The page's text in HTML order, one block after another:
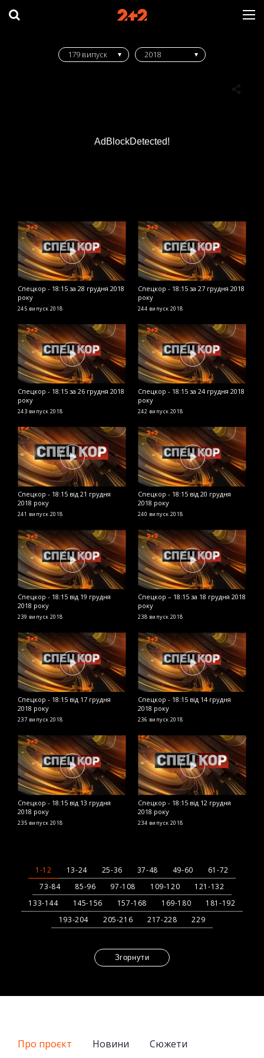
AdBlockDetected!
179 випуск 2018
Спецкор - 18:15 за 28 грудня 2018
року
245 випуск 2018
Спецкор - 18:15 за 27 грудня 2018
року
244 випуск 2018
Спецкор - 18:15 за 26 грудня 2018
року
243 випуск 2018
Спецкор - 18:15 за 24 грудня 2018
року
242 випуск 2018
Спецкор - 18:15 від 21 грудня
2018 року
241 випуск 2018
Спецкор - 18:15 від 20 грудня
2018 року
240 випуск 2018
Спецкор - 18:15 від 19 грудня
2018 року
239 випуск 2018
Спецкор – 18:15 за 18 грудня 2018
року
238 випуск 2018
Спецкор - 18:15 від 17 грудня
2018 року
237 випуск 2018
Спецкор - 18:15 від 14 грудня
2018 року
236 випуск 2018
Спецкор - 18:15 від 13 грудня
2018 року
235 випуск 2018
Спецкор - 18:15 від 12 грудня
2018 року
234 випуск 2018
1-12 13-24 25-36 37-48 49-60
61-72
73-84
85-96 97-108 109-120
121-132
133-144
145-156 157-168 169-180
181-192
193-204
205-216 217-228 229
Згорнути
Про проєкт Новини
Сюжети